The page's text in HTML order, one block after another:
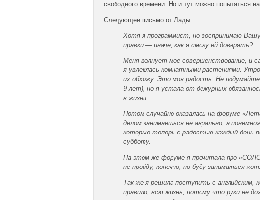
свободного времени. Но и тут можно попытаться
Следующее письмо от Лады.
Хотя я программист, но воспринимаю
правки — иначе, как я смогу ей доверять?
Меня волнует мое совершенствование, и
я увлеклась комнатными растениями.
их обхожу. Это моя радость. Не
9 лет), но я устала от дежурных
в жизни.
Потом случайно оказалась на форуме
делом занимаешься не аврально, а
которые теперь с радостью каждый день
субботу.
На этом же форуме я прочитала про
не пройду, конечно, но буду заниматься
Так же я решила поступить с английским,
правило, всю жизнь, потому что руки не